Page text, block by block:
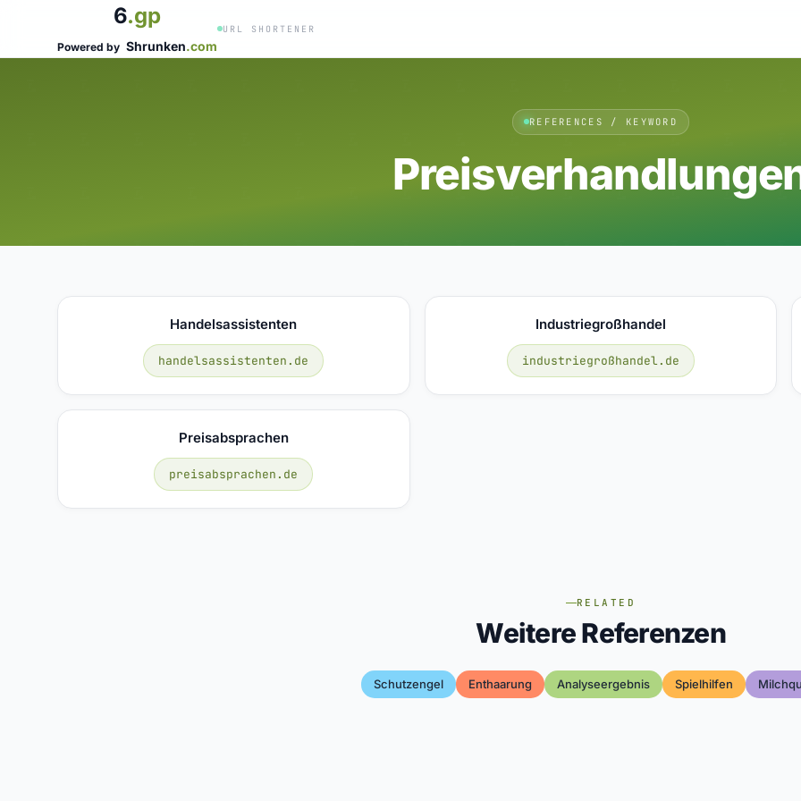
6.gp
Powered by Shrunken.com
URL SHORTENER
REFERENCES / KEYWORD
Handelsassistenten
handelsassistenten.de
Industriegroßhandel
industriegroßhandel.de
Preisabsprachen
preisabsprachen.de
RELATED
Weitere Referenzen
Schutzengel Enthaarung Analyseergebnis Spielhilfen